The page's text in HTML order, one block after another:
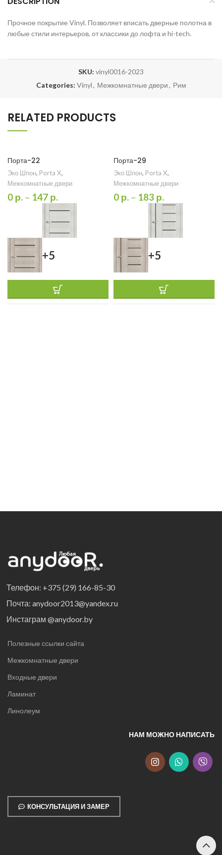
Прочное покрытие Vinyl. Позволяет вписать дверные полотна в
любые стили интерьеров, от классики до лофта и hi-tech.
SKU: vinyl0016-2023
Categories: Vinyl, Межкомнатные двери, Рим
RELATED PRODUCTS
Порта-22
Эко Шпон, Porta X,
Межкомнатные двери
0 р. – 147 р.
+5
Порта-29
Эко Шпон, Porta X,
Межкомнатные двери
0 р. – 183 р.
+5
Телефон: +375 (29) 166-85-30
Почта: anydoor2013@yandex.ru
Инстаграм @anydoor.by
Полезные ссылки сайта
Межкомнатные двери
Входные двери
Ламинат
Линолеум
НАМ МОЖНО НАПИСАТЬ
КОНСУЛЬТАЦИЯ И ЗАМЕР